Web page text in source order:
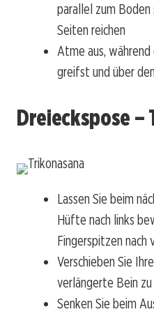
parallel zum Boden
Seiten reichen
Atme aus,
greifst und über
Dreieckspose –
Lassen Sie beim
Hüfte nach links
Fingerspitzen nach
Verschieben Sie
verlängerte Bein
Senken Sie beim